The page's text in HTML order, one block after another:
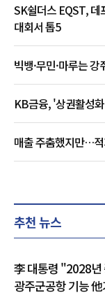
SK쉴더스 EQST,
대회서 톱5
빅뱅·무민·마루는
KB금융, '상권활성
매출 주춤했지만…
추천 뉴스
李 대통령 "2028년
광주군공항 기능